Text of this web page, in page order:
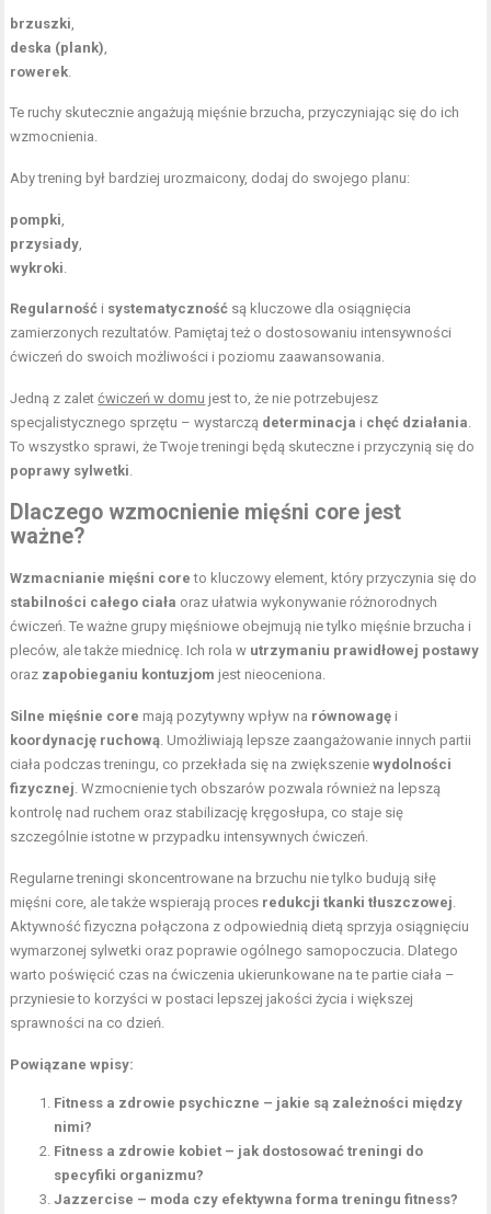
brzuszki,
deska (plank),
rowerek.
Te ruchy skutecznie angażują mięśnie brzucha, przyczyniając się do ich
wzmocnienia.
Aby trening był bardziej urozmaicony, dodaj do swojego planu:
pompki,
przysiady,
wykroki.
Regularność i systematyczność są kluczowe dla osiągnięcia
zamierzonych rezultatów. Pamiętaj też o dostosowaniu intensywności
ćwiczeń do swoich możliwości i poziomu zaawansowania.
Jedną z zaletćwiczeń w domu jest to, że nie potrzebujesz
specjalistycznego sprzętu – wystarczą determinacja i chęć działania.
To wszystko sprawi, że Twoje treningi będą skuteczne i przyczynią się do
poprawy sylwetki.
Dlaczego wzmocnienie mięśni core jest
ważne?
Wzmacnianie mięśni core to kluczowy element, który przyczynia się do
stabilności całego ciała oraz ułatwia wykonywanie różnorodnych
ćwiczeń. Te ważne grupy mięśniowe obejmują nie tylko mięśnie brzucha i
pleców, ale także miednicę. Ich rola w utrzymaniu prawidłowej postawy
oraz zapobieganiu kontuzjom jest nieoceniona.
Silne mięśnie core mają pozytywny wpływ na równowagę i
koordynację ruchową. Umożliwiają lepsze zaangażowanie innych partii
ciała podczas treningu, co przekłada się na zwiększeniewydolności
fizycznej. Wzmocnienie tych obszarów pozwala również na lepszą
kontrolę nad ruchem oraz stabilizację kręgosłupa, co staje się
szczególnie istotne w przypadku intensywnych ćwiczeń.
Regularne treningi skoncentrowane na brzuchu nie tylko budują siłę
mięśni core, ale także wspierają proces redukcji tkanki tłuszczowej.
Aktywność fizyczna połączona z odpowiednią dietą sprzyja osiągnięciu
wymarzonej sylwetki oraz poprawie ogólnego samopoczucia. Dlatego
warto poświęcić czas na ćwiczenia ukierunkowane na te partie ciała –
przyniesie to korzyści w postaci lepszej jakości życia i większej
sprawności na co dzień.
Powiązane wpisy:
Fitness a zdrowie psychiczne – jakie są zależności między
nimi?
Fitness a zdrowie kobiet – jak dostosować treningi do
specyfiki organizmu?
Jazzercise – moda czy efektywna forma treningu fitness?